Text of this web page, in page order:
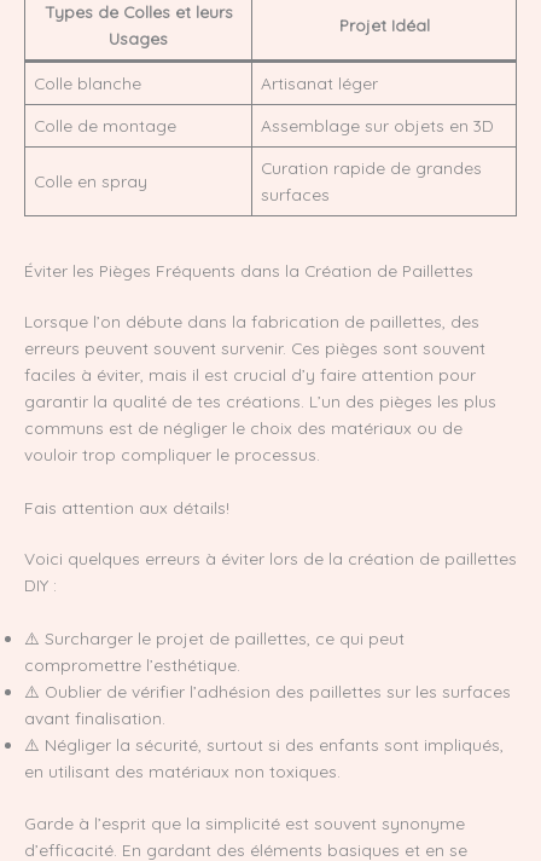
Types de Colles et leurs
Usages
Projet Idéal
Colle blanche Artisanat léger
Colle de montage Assemblage sur objets en 3D
Colle en spray
Curation rapide de grandes
surfaces
Éviter les Pièges Fréquents dans la Création de Paillettes
Lorsque l’on débute dans la fabrication de paillettes, des
erreurs peuvent souvent survenir. Ces pièges sont souvent
faciles à éviter, mais il est crucial d’y faire attention pour
garantir la qualité de tes créations. L’un des pièges les plus
communs est de négliger le choix des matériaux ou de
vouloir trop compliquer le processus.
Fais attention aux détails!
Voici quelques erreurs à éviter lors de la création de paillettes
DIY :
⚠️ Surcharger le projet de paillettes, ce qui peut
compromettre l’esthétique.
⚠️ Oublier de vérifier l’adhésion des paillettes sur les surfaces
avant finalisation.
⚠️ Négliger la sécurité, surtout si des enfants sont impliqués,
en utilisant des matériaux non toxiques.
Garde à l’esprit que la simplicité est souvent synonyme
d’efficacité. En gardant des éléments basiques et en se